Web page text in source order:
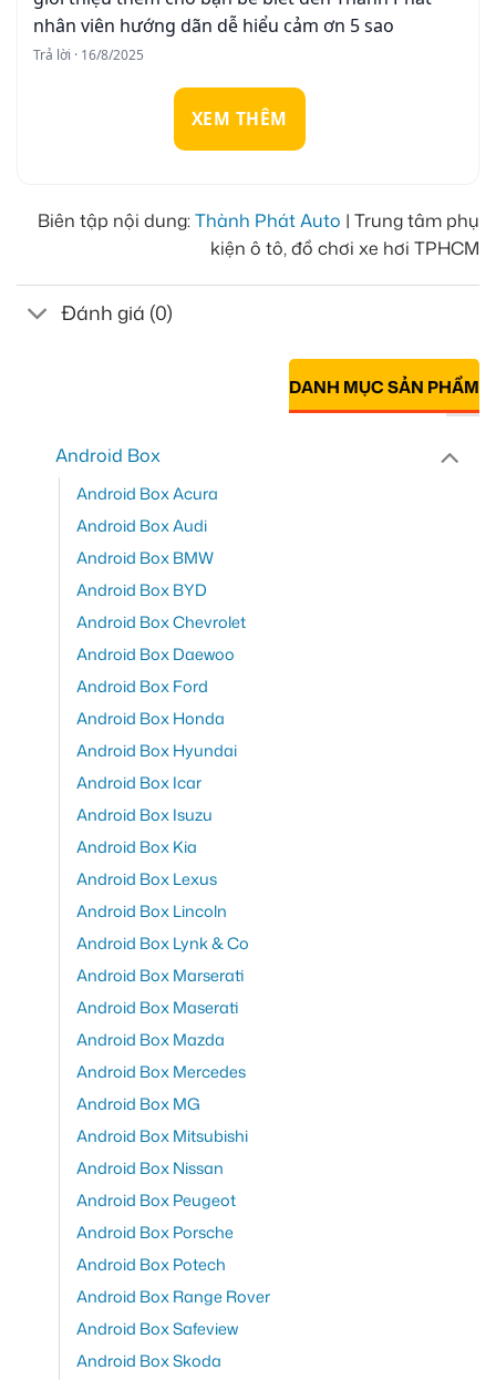
nhân viên hướng dãn dễ hiểu cảm ơn 5 sao
Trả lời · 16/8/2025
XEM THÊM
Biên tập nội dung:Thành Phát Auto | Trung tâm phụ
kiện ô tô, đồ chơi xe hơi TPHCM
Đánh giá (0)
DANH MỤC SẢN PHẨM
Android Box
Android Box Acura
Android Box Audi
Android Box BMW
Android Box BYD
Android Box Chevrolet
Android Box Daewoo
Android Box Ford
Android Box Honda
Android Box Hyundai
Android Box Icar
Android Box Isuzu
Android Box Kia
Android Box Lexus
Android Box Lincoln
Android Box Lynk & Co
Android Box Marserati
Android Box Maserati
Android Box Mazda
Android Box Mercedes
Android Box MG
Android Box Mitsubishi
Android Box Nissan
Android Box Peugeot
Android Box Porsche
Android Box Potech
Android Box Range Rover
Android Box Safeview
Android Box Skoda